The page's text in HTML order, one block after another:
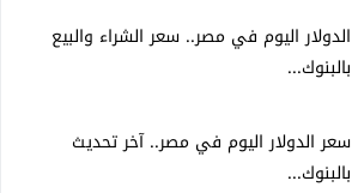
الدولار اليوم في مصر.. سعر الشراء والبيع
بالبنوك...
سعر الدولار اليوم في مصر.. آخر تحديث
بالبنوك...